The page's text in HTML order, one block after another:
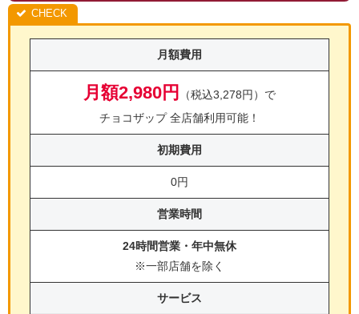
月額費用
月額2,980円
（税込3,278円）で
チョコザップ 全店舗利用可能！
初期費用
0円
営業時間
24時間営業・年中無休
※一部店舗を除く
サービス